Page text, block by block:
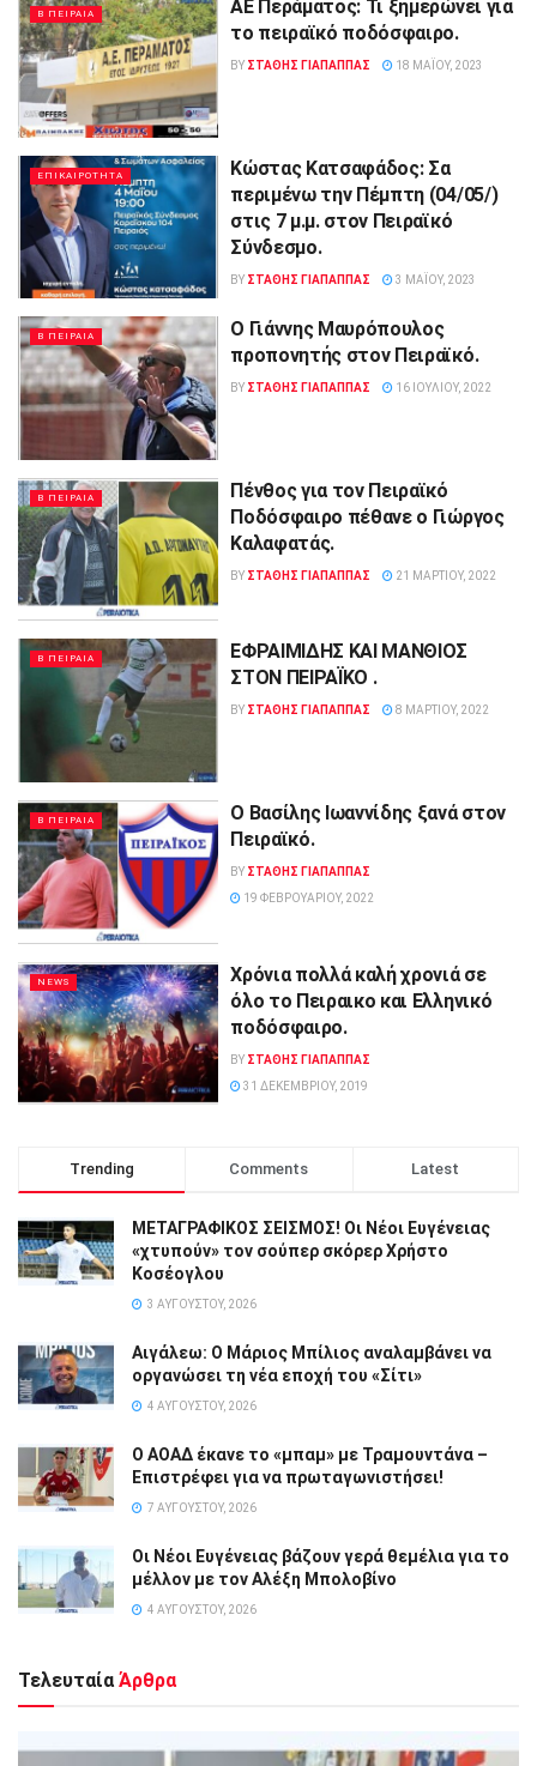
Β ΠΕΙΡΑΙΑ
ΑΕ Περάματος: Τι ξημερώνει για
το πειραϊκό ποδόσφαιρο.
BY ΣΤΑΘΗΣ ΓΊΑΠΑΠΠΑΣ 18 ΜΑΪ́ΟΥ, 2023
ΕΠΙΚΑΙΡΟΤΗΤΑ
Κώστας Kατσαφάδος: Σα
περιμένω την Πέμπτη (04/05/)
στις 7 μ.μ. στον Πειραϊκό
Σύνδεσμο.
BY ΣΤΑΘΗΣ ΓΊΑΠΑΠΠΑΣ 3 ΜΑΪ́ΟΥ, 2023
Β ΠΕΙΡΑΙΑ
Ο Γιάννης Μαυρόπουλος
προπονητής στον Πειραϊκό.
BY ΣΤΑΘΗΣ ΓΊΑΠΑΠΠΑΣ 16 ΙΟΥΛΊΟΥ, 2022
Β ΠΕΙΡΑΙΑ
Πένθος για τον Πειραϊκό
Ποδόσφαιρο πέθανε ο Γιώργος
Καλαφατάς.
BY ΣΤΑΘΗΣ ΓΊΑΠΑΠΠΑΣ 21 ΜΑΡΤΊΟΥ, 2022
Β ΠΕΙΡΑΙΑ
ΕΦΡΑΙΜΙΔΗΣ ΚΑΙ ΜΑΝΘΙΟΣ
ΣΤΟΝ ΠΕΙΡΑΪΚΟ .
BY ΣΤΑΘΗΣ ΓΊΑΠΑΠΠΑΣ 8 ΜΑΡΤΊΟΥ, 2022
Β ΠΕΙΡΑΙΑ
Ο Βασίλης Ιωαννίδης ξανά στον
Πειραϊκό.
BY ΣΤΑΘΗΣ ΓΊΑΠΑΠΠΑΣ
19 ΦΕΒΡΟΥΑΡΊΟΥ, 2022
NEWS
Χρόνια πολλά καλή χρονιά σε
όλο το Πειραικο και Ελληνικό
ποδόσφαιρο.
BY ΣΤΑΘΗΣ ΓΊΑΠΑΠΠΑΣ
31 ΔΕΚΕΜΒΡΊΟΥ, 2019
Trending Comments Latest
ΜΕΤΑΓΡΑΦΙΚΟΣ ΣΕΙΣΜΟΣ! Οι Νέοι Ευγένειας
«χτυπούν» τον σούπερ σκόρερ Χρήστο
Κοσέογλου
3 ΑΥΓΟΎΣΤΟΥ, 2026
Αιγάλεω: Ο Μάριος Μπίλιος αναλαμβάνει να
οργανώσει τη νέα εποχή του «Σίτι»
4 ΑΥΓΟΎΣΤΟΥ, 2026
Ο ΑΟΑΔ έκανε το «μπαμ» με Τραμουντάνα –
Επιστρέφει για να πρωταγωνιστήσει!
7 ΑΥΓΟΎΣΤΟΥ, 2026
Οι Νέοι Ευγένειας βάζουν γερά θεμέλια για το
μέλλον με τον Αλέξη Μπολοβίνο
4 ΑΥΓΟΎΣΤΟΥ, 2026
Τελευταία Άρθρα